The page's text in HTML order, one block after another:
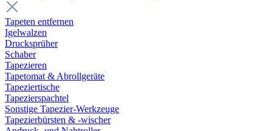
Tapeten entfernen
Igelwalzen
Drucksprüher
Schaber
Tapezieren
Tapetomat & Abrollgeräte
Tapeziertische
Tapezierspachtel
Sonstige Tapezier-Werkzeuge
Tapezierbürsten & -wischer